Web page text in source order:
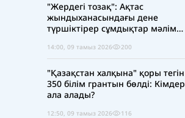
"Жердегі тозақ": Ақтас
жындыханасындағы дене
түршіктірер сұмдықтар мәлім
14:00, 09 тамыз 2026 200
"Қазақстан халқына" қоры тегін
350 білім грантын бөлді: Кімдер
ала алады?
12:50, 09 тамыз 2026 116